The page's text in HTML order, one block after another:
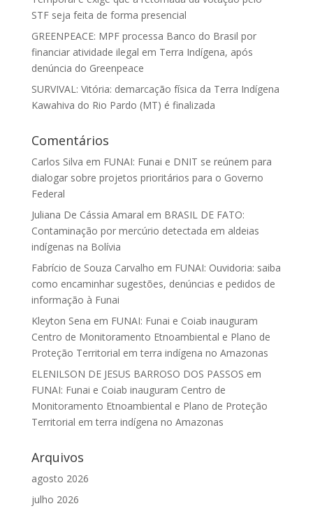
STF seja feita de forma presencial
GREENPEACE: MPF processa Banco do Brasil por
financiar atividade ilegal em Terra Indígena, após
denúncia do Greenpeace
SURVIVAL: Vitória: demarcação física da Terra Indígena
Kawahiva do Rio Pardo (MT) é finalizada
Comentários
Carlos Silva em FUNAI: Funai e DNIT se reúnem para
dialogar sobre projetos prioritários para o Governo
Federal
Juliana De Cássia Amaral em BRASIL DE FATO:
Contaminação por mercúrio detectada em aldeias
indígenas na Bolívia
Fabrício de Souza Carvalho em FUNAI: Ouvidoria: saiba
como encaminhar sugestões, denúncias e pedidos de
informação à Funai
Kleyton Sena em FUNAI: Funai e Coiab inauguram
Centro de Monitoramento Etnoambiental e Plano de
Proteção Territorial em terra indígena no Amazonas
ELENILSON DE JESUS BARROSO DOS PASSOS em
FUNAI: Funai e Coiab inauguram Centro de
Monitoramento Etnoambiental e Plano de Proteção
Territorial em terra indígena no Amazonas
Arquivos
agosto 2026
julho 2026